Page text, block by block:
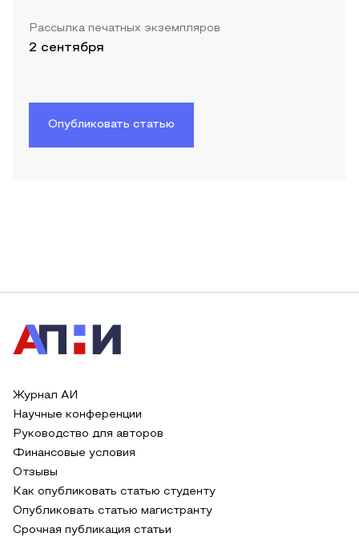
Рассылка печатных экземпляров
2 сентября
Опубликовать статью
Журнал АИ
Научные конференции
Руководство для авторов
Финансовые условия
Отзывы
Как опубликовать статью студенту
Опубликовать статью магистранту
Срочная публикация статьи